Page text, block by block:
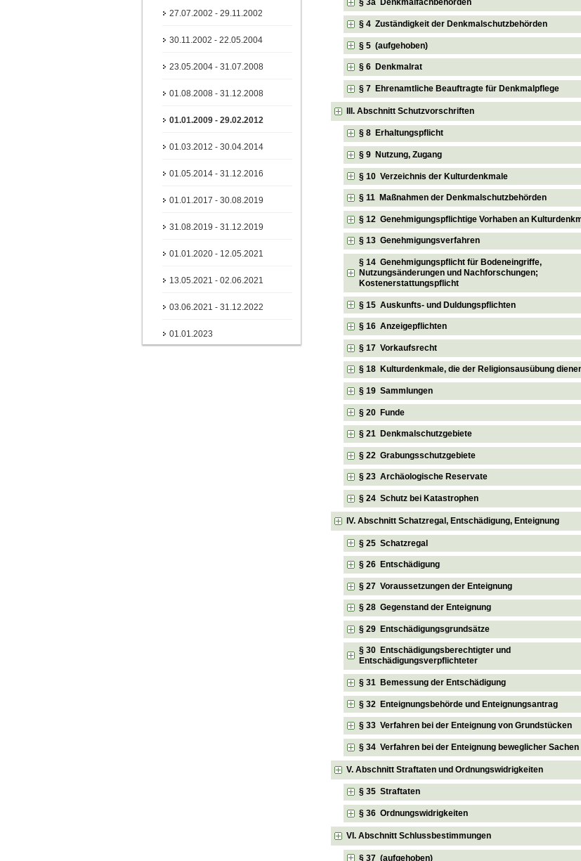
27.07.2002 - 29.11.2002
30.11.2002 - 22.05.2004
23.05.2004 - 31.07.2008
01.08.2008 - 31.12.2008
01.01.2009 - 29.02.2012
01.03.2012 - 30.04.2014
01.05.2014 - 31.12.2016
01.01.2017 - 30.08.2019
31.08.2019 - 31.12.2019
01.01.2020 - 12.05.2021
13.05.2021 - 02.06.2021
03.06.2021 - 31.12.2022
01.01.2023
§ 3a Denkmalfachbehörden
§ 4 Zuständigkeit der Denkmalschutzbehörden
§ 5 (aufgehoben)
§ 6 Denkmalrat
§ 7 Ehrenamtliche Beauftragte für Denkmalpflege
III. Abschnitt Schutzvorschriften
§ 8 Erhaltungspflicht
§ 9 Nutzung, Zugang
§ 10 Verzeichnis der Kulturdenkmale
§ 11 Maßnahmen der Denkmalschutzbehörden
§ 12 Genehmigungspflichtige Vorhaben an
§ 13 Genehmigungsverfahren
§ 14 Genehmigungspflicht für Bodeneingriffe,
Nutzungsänderungen und Nachforschungen;
Kostenerstattungspflicht
§ 15 Auskunfts- und Duldungspflichten
§ 16 Anzeigepflichten
§ 17 Vorkaufsrecht
§ 18 Kulturdenkmale, die der Religionsausübung
§ 19 Sammlungen
§ 20 Funde
§ 21 Denkmalschutzgebiete
§ 22 Grabungsschutzgebiete
§ 23 Archäologische Reservate
§ 24 Schutz bei Katastrophen
IV. Abschnitt Schatzregal, Entschädigung, Enteignung
§ 25 Schatzregal
§ 26 Entschädigung
§ 27 Voraussetzungen der Enteignung
§ 28 Gegenstand der Enteignung
§ 29 Entschädigungsgrundsätze
§ 30 Entschädigungsberechtigter und
Entschädigungsverpflichteter
§ 31 Bemessung der Entschädigung
§ 32 Enteignungsbehörde und Enteignungsantrag
§ 33 Verfahren bei der Enteignung von Grundstücken
§ 34 Verfahren bei der Enteignung beweglicher Sachen
V. Abschnitt Straftaten und Ordnungswidrigkeiten
§ 35 Straftaten
§ 36 Ordnungswidrigkeiten
VI. Abschnitt Schlussbestimmungen
§ 37 (aufgehoben)